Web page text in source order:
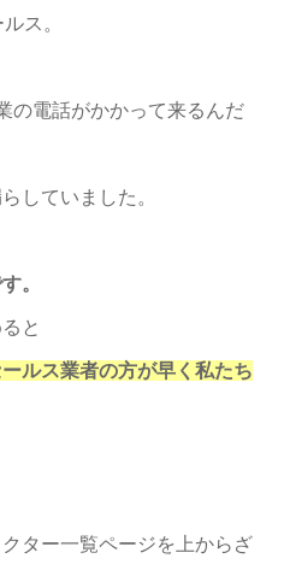
ス 。
の電話がかかって来るんだ
していました。
。
と
ルス業者の方が早く私たち
ター一覧ページを上からざ